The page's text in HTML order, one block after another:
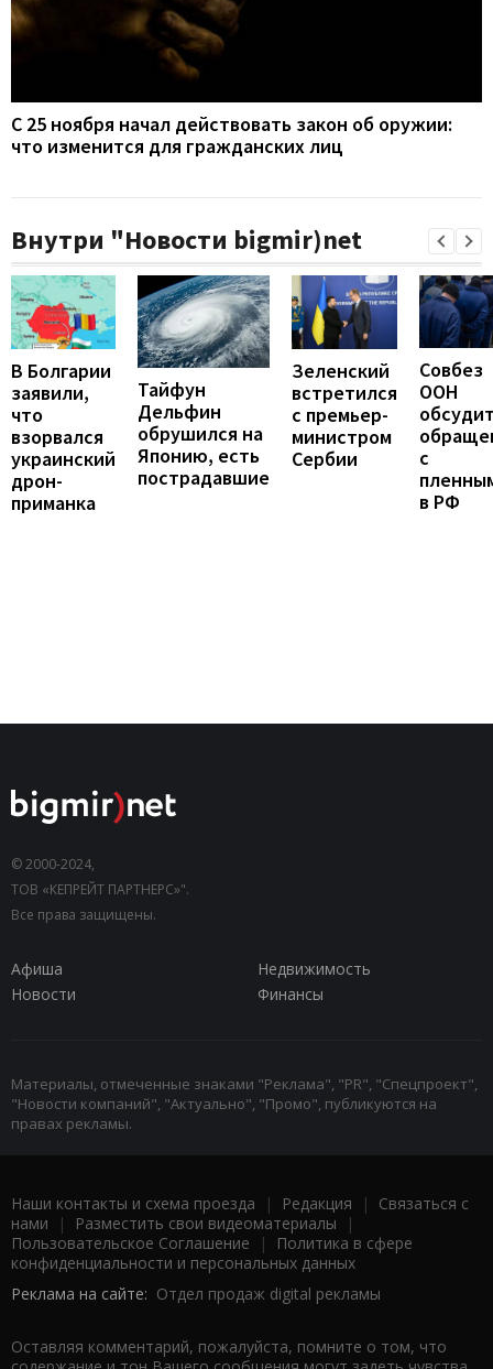
С 25 ноября начал действовать закон об оружии:
что изменится для гражданских лиц
Внутри "Новости bigmir)net
В Болгарии
заявили,
что
взорвался
украинский
дрон-
приманка
Тайфун
Дельфин
обрушился на
Японию, есть
пострадавшие
Зеленский
встретился
с премьер-
министром
Сербии
Совбез
ООН
с
в РФ
© 2000-2024,
ТОВ «КЕПРЕЙТ ПАРТНЕРС»".
Все права защищены.
Афиша
Недвижимость
Новости
Финансы
Материалы, отмеченные знаками "Реклама", "PR", "Спецпроект",
"Новости компаний", "Актуально", "Промо", публикуются на
правах рекламы.
Наши контакты и схема проезда | Редакция | Связаться с
нами | Разместить свои видеоматериалы |
Пользовательское Соглашение |
Политика в сфере
конфиденциальности и персональных данных
Реклама на сайте: Отдел продаж digital рекламы
Оставляя комментарий, пожалуйста, помните о том, что